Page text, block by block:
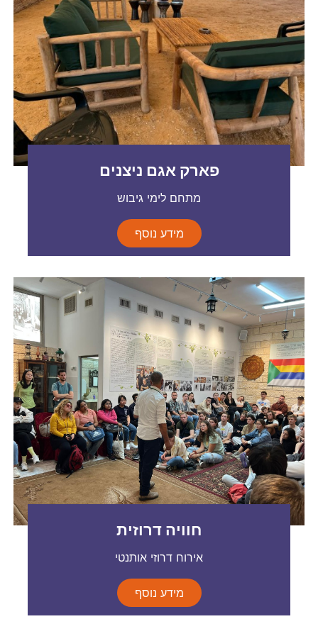
פארק אגם ניצנים
מתחם לימי גיבוש
מידע נוסף
חוויה דרוזית
אירוח דרוזי אותנטי
מידע נוסף